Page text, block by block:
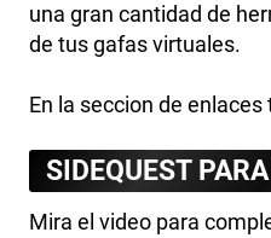
una gran cantidad de
de tus gafas virtuales.
En la seccion de
SIDEQUEST
Mira el video para